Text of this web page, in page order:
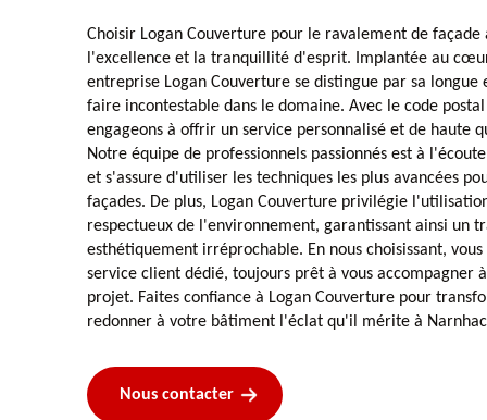
Choisir Logan Couverture pour le ravalement de
l'excellence et la tranquillité d'esprit. Implantée au
entreprise Logan Couverture se distingue par sa longue
faire incontestable dans le domaine. Avec le code postal
engageons à offrir un service personnalisé et de haute
Notre équipe de professionnels passionnés est à
et s'assure d'utiliser les techniques les plus avancées
façades. De plus, Logan Couverture privilégie
respectueux de l'environnement, garantissant ainsi un
esthétiquement irréprochable. En nous choisissant,
service client dédié, toujours prêt à vous accompagner
projet. Faites confiance à Logan Couverture pour
redonner à votre bâtiment l'éclat qu'il mérite à
Nous contacter